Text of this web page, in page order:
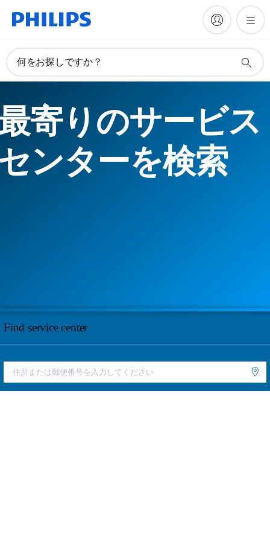
何をお探しですか？
寄りのサービス
ンターを検索
Find service center